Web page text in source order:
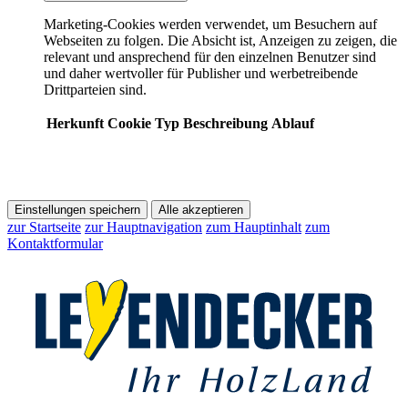
Marketing-Cookies werden verwendet, um Besuchern auf
Webseiten zu folgen. Die Absicht ist, Anzeigen zu zeigen, die
relevant und ansprechend für den einzelnen Benutzer sind
und daher wertvoller für Publisher und werbetreibende
Drittparteien sind.
Herkunft Cookie Typ Beschreibung Ablauf
Einstellungen speichern Alle akzeptieren
zur Startseite zur Hauptnavigation zum Hauptinhalt zum
Kontaktformular